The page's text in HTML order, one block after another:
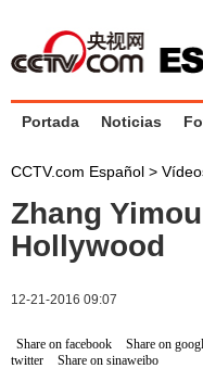
Portada Noticias
CCTV.com Español >
Zhang
Hollywood
12-21-2016 09:07
Share on facebook Share on
twitter
Share on sinaweibo